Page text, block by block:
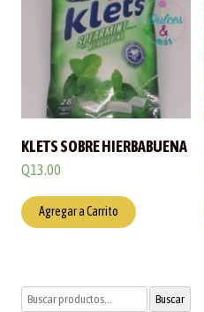
KLETS SOBRE HIERBABUENA
Q13.00
Agregar a Carrito
Buscar
por:
Buscar